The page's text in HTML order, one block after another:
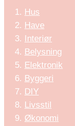
Hus
Have
Interiør
Belysning
Elektronik
Byggeri
DIY
Livsstil
Økonomi